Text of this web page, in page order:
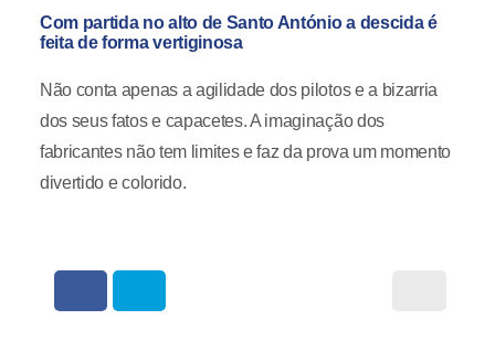
Com partida no alto de Santo António a descida é
feita de forma vertiginosa
Não conta apenas a agilidade dos pilotos e a bizarria
dos seus fatos e capacetes. A imaginação dos
fabricantes não tem limites e faz da prova um momento
divertido e colorido.